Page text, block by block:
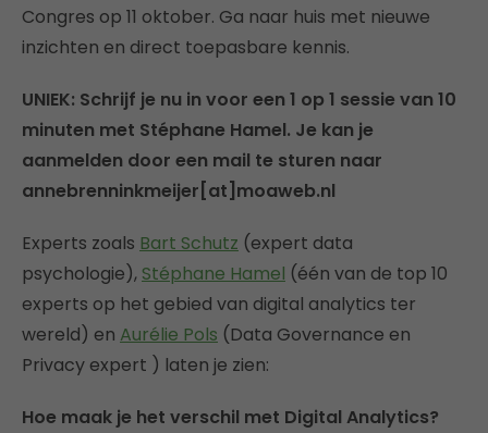
Congres op 11 oktober. Ga naar huis met nieuwe
inzichten en direct toepasbare kennis.
UNIEK: Schrijf je nu in voor een 1 op 1 sessie van 10
minuten met Stéphane Hamel. Je kan je
aanmelden door een mail te sturen naar
annebrenninkmeijer[at]moaweb.nl
Experts zoals Bart Schutz (expert data
psychologie), Stéphane Hamel (één van de top 10
experts op het gebied van digital analytics ter
wereld) en Aurélie Pols (Data Governance en
Privacy expert ) laten je zien:
Hoe maak je het verschil met Digital Analytics?